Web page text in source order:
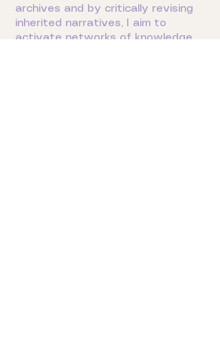
archives and by critically revising
inherited narratives, I aim to
activate networks of knowledge